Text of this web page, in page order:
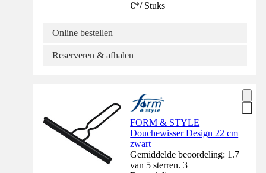
€*/ Stuks
Online bestellen
Reserveren & afhalen
FORM & STYLE
Douchewisser Design 22 cm
zwart
Gemiddelde beoordeling: 1.7
van 5 sterren. 3